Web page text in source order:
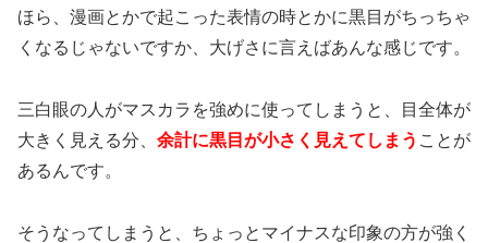
ほら、漫画とかで起こった表情の時とかに黒目がちっちゃ
くなるじゃないですか、大げさに言えばあんな感じです。
三白眼の人がマスカラを強めに使ってしまうと、目全体が
大きく見える分、 余計に黒目が小さく見えてしまう ことが
あるんです。
そうなってしまうと、ちょっとマイナスな印象の方が強く